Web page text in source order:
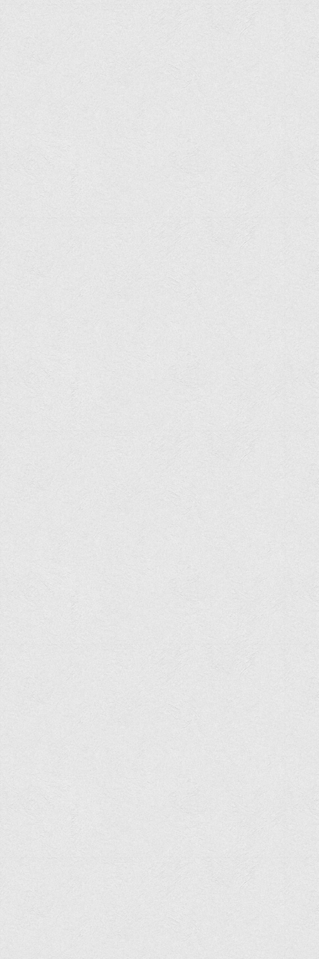
Офіційний сайт університету
Фотогалерея